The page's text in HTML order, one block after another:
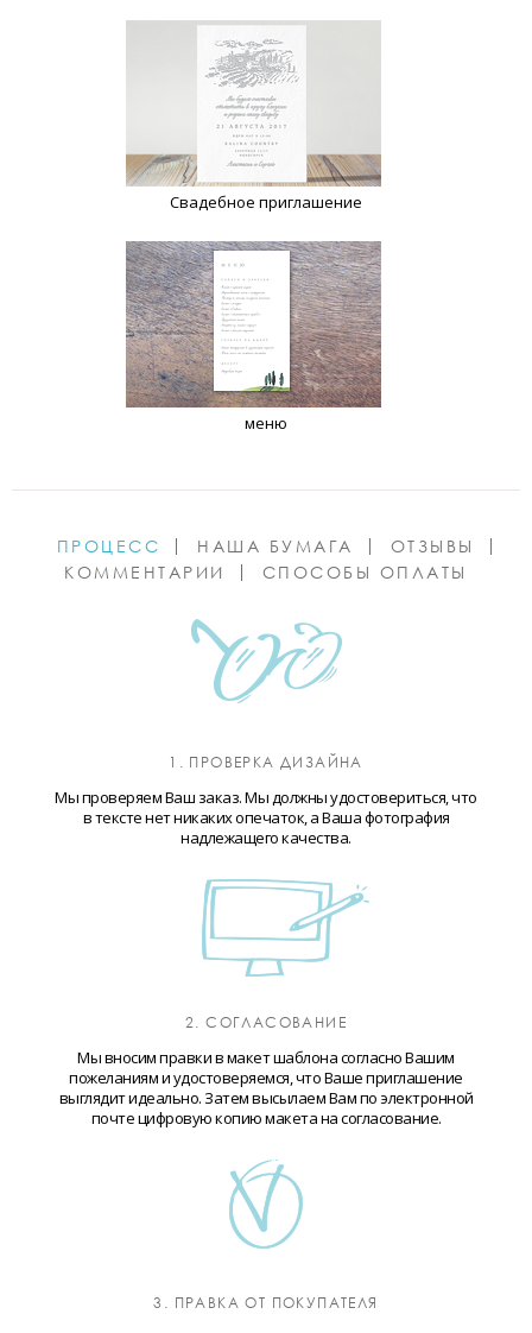
Свадебное приглашение
меню
ПРОЦЕСС НАША БУМАГА
ОТЗЫВЫ
КОММЕНТАРИИ
СПОСОБЫ ОПЛАТЫ
1. ПРОВЕРКА ДИЗАЙНА
Мы проверяем Ваш заказ. Мы должны удостовериться, что
в тексте нет никаких опечаток, а Ваша фотография
надлежащего качества.
2. СОГЛАСОВАНИЕ
Мы вносим правки в макет шаблона согласно Вашим
пожеланиям и удостоверяемся, что Ваше приглашение
выглядит идеально. Затем высылаем Вам по электронной
почте цифровую копию макета на согласование.
3. ПРАВКА ОТ ПОКУПАТЕЛЯ